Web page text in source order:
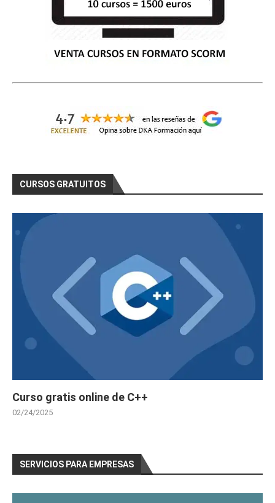
CURSOS GRATUITOS
Curso gratis online de C++
02/24/2025
SERVICIOS PARA EMPRESAS